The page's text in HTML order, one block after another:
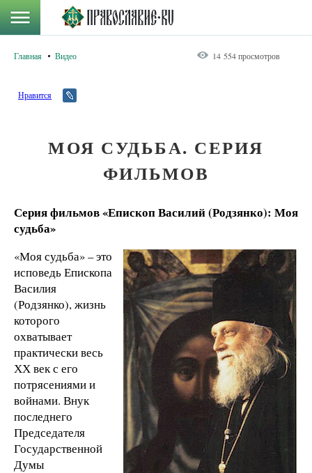
Главная Видео 14 554 просмотров
Нравится
МОЯ СУДЬБА. СЕРИЯ
ФИЛЬМОВ
Серия фильмов «Епископ Василий (Родзянко): Моя
судьба»
«Моя судьба» – это
исповедь Епископа
Василия
(Родзянко), жизнь
которого
охватывает
практически весь
ХХ век с его
потрясениями и
войнами. Внук
последнего
Председателя
Государственной
Думы